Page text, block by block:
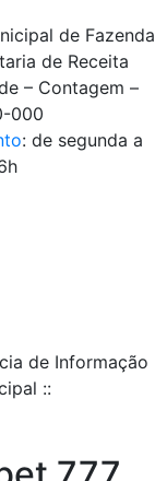
de Fazenda
de Receita
– Contagem –
000
: de segunda a
de Informação
::